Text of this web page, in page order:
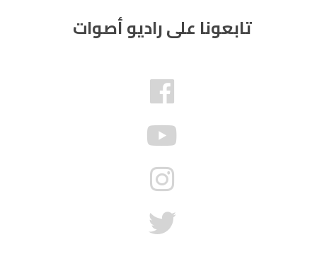
تابعونا على راديو أصوات